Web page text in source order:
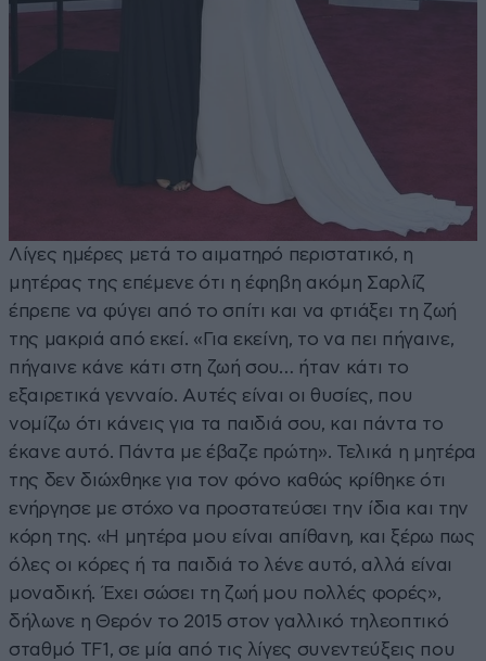
Λίγες ημέρες μετά το αιματηρό περιστατικό, η
μητέρας της επέμενε ότι η έφηβη ακόμη Σαρλίζ
έπρεπε να φύγει από το σπίτι και να φτιάξει τη ζωή
της μακριά από εκεί. «Για εκείνη, το να πει πήγαινε,
πήγαινε κάνε κάτι στη ζωή σου… ήταν κάτι το
εξαιρετικά γενναίο. Αυτές είναι οι θυσίες, που
νομίζω ότι κάνεις για τα παιδιά σου, και πάντα το
έκανε αυτό. Πάντα με έβαζε πρώτη». Τελικά η μητέρα
της δεν διώχθηκε για τον φόνο καθώς κρίθηκε ότι
ενήργησε με στόχο να προστατεύσει την ίδια και την
κόρη της. «Η μητέρα μου είναι απίθανη, και ξέρω πως
όλες οι κόρες ή τα παιδιά το λένε αυτό, αλλά είναι
μοναδική. Έχει σώσει τη ζωή μου πολλές φορές»,
δήλωνε η Θερόν το 2015 στον γαλλικό τηλεοπτικό
σταθμό TF1, σε μία από τις λίγες συνεντεύξεις που